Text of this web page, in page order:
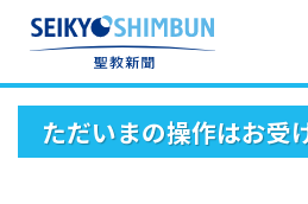
ただいまの操作はお受